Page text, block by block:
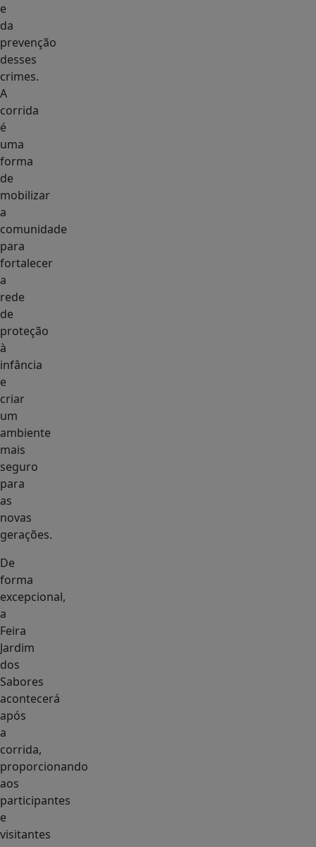
e
da
prevenção
desses
crimes.
A
corrida
é
uma
forma
de
mobilizar
a
comunidade
para
fortalecer
a
rede
de
proteção
à
infância
e
criar
um
ambiente
mais
seguro
para
as
novas
gerações.
De
forma
excepcional,
a
Feira
Jardim
dos
Sabores
acontecerá
após
a
corrida,
proporcionando
aos
participantes
e
visitantes